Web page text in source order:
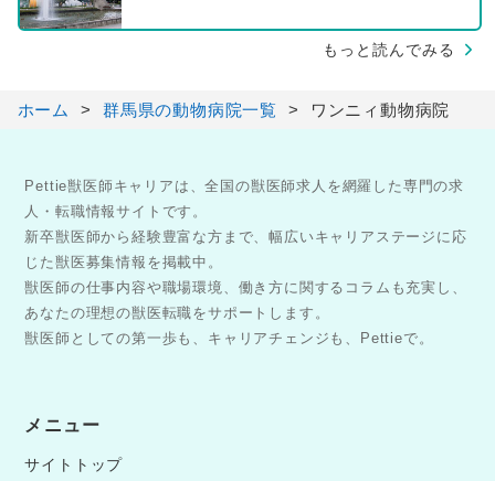
もっと読んでみる
ホーム 群馬県の動物病院一覧 ワンニィ動物病院
Pettie獣医師キャリアは、全国の獣医師求人を網羅した専門の求
人・転職情報サイトです。
新卒獣医師から経験豊富な方まで、幅広いキャリアステージに応
じた獣医募集情報を掲載中。
獣医師の仕事内容や職場環境、働き方に関するコラムも充実し、
あなたの理想の獣医転職をサポートします。
獣医師としての第一歩も、キャリアチェンジも、Pettieで。
メニュー
サイトトップ